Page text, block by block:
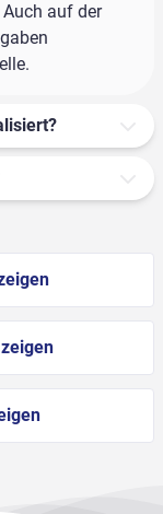
auf der